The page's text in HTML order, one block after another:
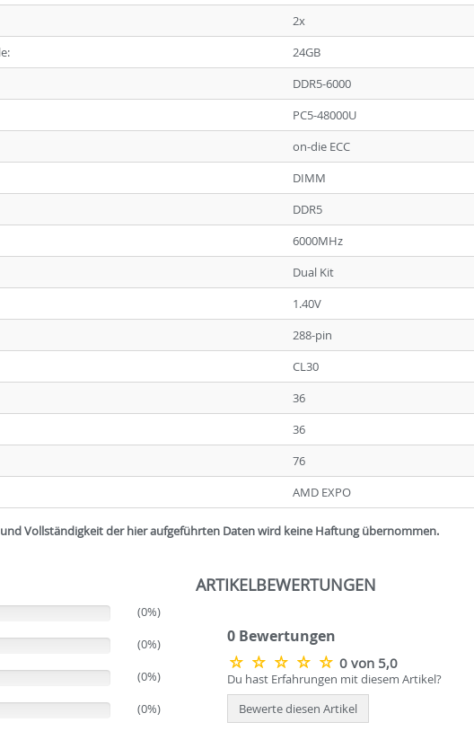
2x
24GB
DDR5-6000
PC5-48000U
on-die ECC
DIMM
DDR5
6000MHz
Dual Kit
1.40V
288-pin
CL30
36
36
76
AMD EXPO
Vollständigkeit der hier aufgeführten Daten wird keine Haftung übernommen.
ARTIKELBEWERTUNGEN
(0%)
(0%)
(0%)
(0%)
0 Bewertungen
0 von 5,0
Du hast Erfahrungen mit diesem Artikel?
Bewerte diesen Artikel